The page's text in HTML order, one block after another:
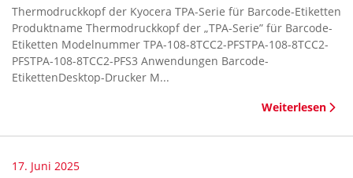
Thermodruckkopf der Kyocera TPA-Serie für Barcode-Etiketten
Produktname Thermodruckkopf der „TPA-Serie” für Barcode-
Etiketten Modelnummer TPA-108-8TCC2-PFSTPA-108-8TCC2-
PFSTPA-108-8TCC2-PFS3 Anwendungen Barcode-
EtikettenDesktop-Drucker M...
Weiterlesen
17. Juni 2025